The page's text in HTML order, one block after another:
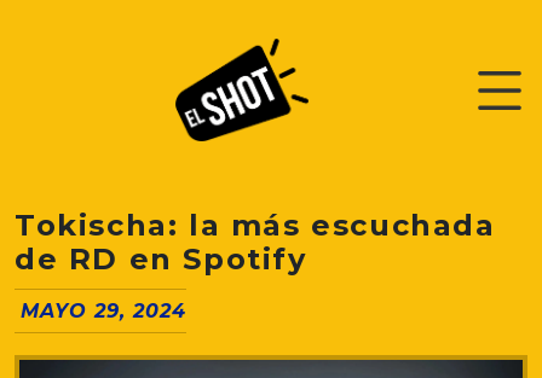
Tokischa: la más escuchada
de RD en Spotify
MAYO 29, 2024